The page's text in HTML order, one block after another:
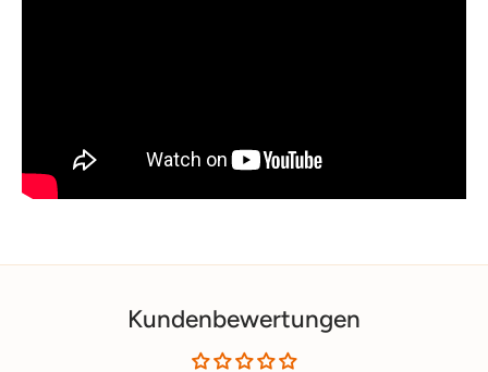
Kundenbewertungen